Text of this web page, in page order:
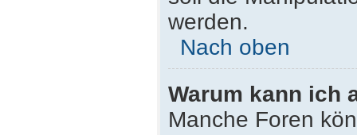
werden.
Nach oben
Warum kann ich
Manche Foren